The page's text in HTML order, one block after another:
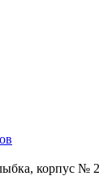
корпус № 2